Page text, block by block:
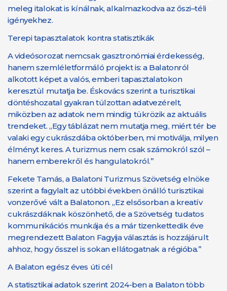
meleg italokat is kínálnak, alkalmazkodva az őszi–téli
igényekhez.
Terepi tapasztalatok kontra statisztikák
A videósorozat nemcsak gasztronómiai érdekesség,
hanem szemléletformáló projekt is: a Balatonról
alkotott képet a valós, emberi tapasztalatokon
keresztül mutatja be. Éskovács szerint a turisztikai
döntéshozatal gyakran túlzottan adatvezérelt,
miközben az adatok nem mindig tükrözik az aktuális
trendeket. „Egy táblázat nem mutatja meg, miért tér be
valaki egy cukrászdába októberben, mi motiválja, milyen
élményt keres. A turizmus nem csak számokról szól –
hanem emberekről és hangulatokról.”
Fekete Tamás, a Balatoni Turizmus Szövetség elnöke
szerint a fagylalt az utóbbi években önálló turisztikai
vonzerővé vált a Balatonon. „Ez elsősorban a kreatív
cukrászdáknak köszönhető, de a Szövetség tudatos
kommunikációs munkája és a már tizenkettedik éve
megrendezett Balaton Fagyija választás is hozzájárult
ahhoz, hogy ősszel is sokan ellátogatnak a régióba.”
A Balaton egész éves úti cél
A statisztikai adatok szerint 2024-ben a Balaton több